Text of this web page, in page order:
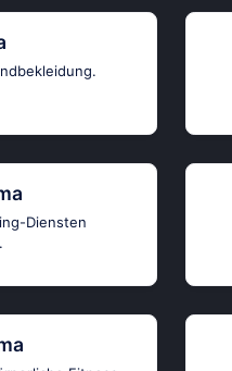
Diensten